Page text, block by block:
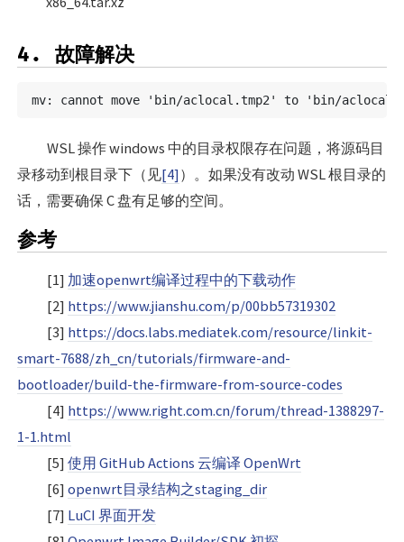
4. 故障解决
WSL 操作 windows 中的目录权限存在问题，将源码目
录移动到根目录下（见[4]）。如果没有改动 WSL 根目录的
话，需要确保 C 盘有足够的空间。
参考
[1] 加速openwrt编译过程中的下载动作
[2] https://www.jianshu.com/p/00bb57319302
[3] https://docs.labs.mediatek.com/resource/linkit-
smart-7688/zh_cn/tutorials/firmware-and-
bootloader/build-the-firmware-from-source-codes
[4] https://www.right.com.cn/forum/thread-1388297-
1-1.html
[5] 使用 GitHub Actions 云编译 OpenWrt
[6] openwrt目录结构之staging_dir
[7] LuCI 界面开发